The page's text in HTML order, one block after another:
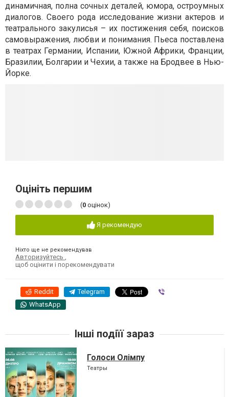
динамичная, полна сочных деталей, юмора, остроумных
диалогов. Своего рода исследование жизни актеров и
театрального закулисья – их постижения себя, поисков
самовыражения, любви и понимания. Пьеса поставлена
в театрах Германии, Испании, Южной Африки, Франции,
Бразилии, Болгарии и Чехии, а также на Бродвее в Нью-
Йорке.
Оцініть першим
(0 оцінок)
Я рекомендую
Ніхто ще не рекомендував
Авторизуйтесь ,
щоб оцінити і порекомендувати
Reddit Telegram
WhatsApp
Інші подіїї зараз
Голоси Олімпу
Театры